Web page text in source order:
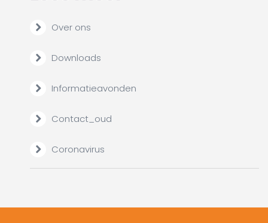
Over ons
Downloads
Informatieavonden
Contact_oud
Coronavirus